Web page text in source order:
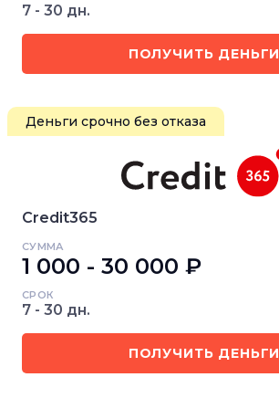
7 - 30 дн.
ПОЛУЧИТЬ ДЕНЬГИ
Деньги срочно без отказа
Credit365
СУММА
1 000 - 30 000 ₽
СРОК
7 - 30 дн.
ПОЛУЧИТЬ ДЕНЬГИ